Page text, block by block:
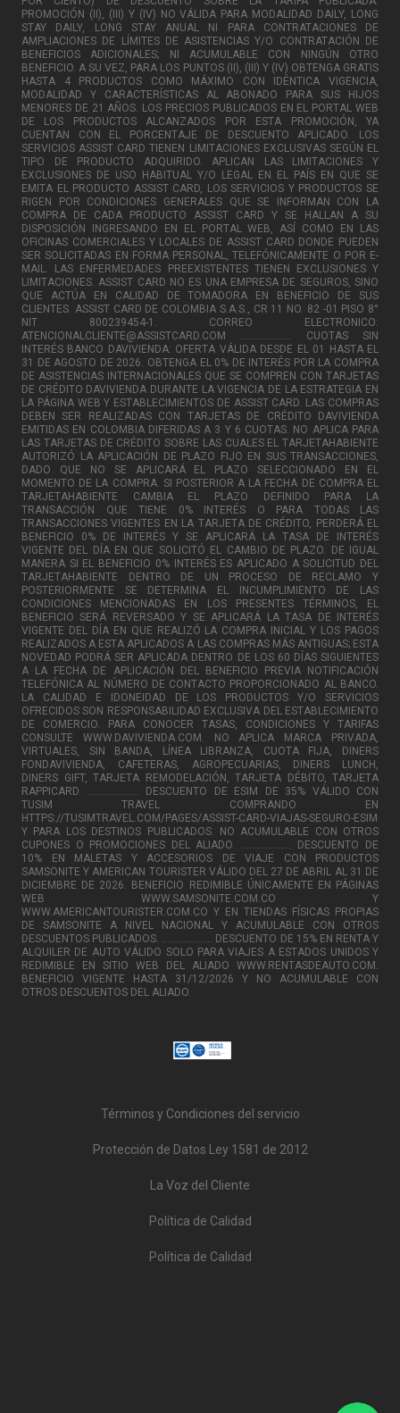
PROMOCIÓN (II), (III) Y (IV) NO VÁLIDA PARA MODALIDAD DAILY, LONG
STAY DAILY, LONG STAY ANUAL NI PARA CONTRATACIONES DE
AMPLIACIONES DE LÍMITES DE ASISTENCIAS Y/O CONTRATACIÓN DE
BENEFICIOS ADICIONALES; NI ACUMULABLE CON NINGÚN OTRO
BENEFICIO. A SU VEZ, PARA LOS PUNTOS (II), (III) Y (IV) OBTENGA GRATIS
HASTA 4 PRODUCTOS COMO MÁXIMO CON IDÉNTICA VIGENCIA,
MODALIDAD Y CARACTERÍSTICAS AL ABONADO PARA SUS HIJOS
MENORES DE 21 AÑOS. LOS PRECIOS PUBLICADOS EN EL PORTAL WEB
DE LOS PRODUCTOS ALCANZADOS POR ESTA PROMOCIÓN, YA
CUENTAN CON EL PORCENTAJE DE DESCUENTO APLICADO. LOS
SERVICIOS ASSIST CARD TIENEN LIMITACIONES EXCLUSIVAS SEGÚN EL
TIPO DE PRODUCTO ADQUIRIDO. APLICAN LAS LIMITACIONES Y
EXCLUSIONES DE USO HABITUAL Y/O LEGAL EN EL PAÍS EN QUE SE
EMITA EL PRODUCTO ASSIST CARD, LOS SERVICIOS Y PRODUCTOS SE
RIGEN POR CONDICIONES GENERALES QUE SE INFORMAN CON LA
COMPRA DE CADA PRODUCTO ASSIST CARD Y SE HALLAN A SU
DISPOSICIÓN INGRESANDO EN EL PORTAL WEB, ASÍ COMO EN LAS
OFICINAS COMERCIALES Y LOCALES DE ASSIST CARD DONDE PUEDEN
SER SOLICITADAS EN FORMA PERSONAL, TELEFÓNICAMENTE O POR E-
MAIL. LAS ENFERMEDADES PREEXISTENTES TIENEN EXCLUSIONES Y
LIMITACIONES. ASSIST CARD NO ES UNA EMPRESA DE SEGUROS, SINO
QUE ACTÚA EN CALIDAD DE TOMADORA EN BENEFICIO DE SUS
CLIENTES. ASSIST CARD DE COLOMBIA S.A.S., CR 11 NO. 82 -01 PISO 8°
NIT 800239454-1. CORREO ELECTRONICO:
ATENCIONALCLIENTE@ASSISTCARD.COM ................... CUOTAS SIN
INTERÉS BANCO DAVIVIENDA: OFERTA VÁLIDA DESDE EL 01 HASTA EL
31 DE AGOSTO DE 2026. OBTENGA EL 0% DE INTERÉS POR LA COMPRA
DE ASISTENCIAS INTERNACIONALES QUE SE COMPREN CON TARJETAS
DE CRÉDITO DAVIVIENDA DURANTE LA VIGENCIA DE LA ESTRATEGIA EN
LA PÁGINA WEB Y ESTABLECIMIENTOS DE ASSIST CARD. LAS COMPRAS
DEBEN SER REALIZADAS CON TARJETAS DE CRÉDITO DAVIVIENDA
EMITIDAS EN COLOMBIA DIFERIDAS A 3 Y 6 CUOTAS. NO APLICA PARA
LAS TARJETAS DE CRÉDITO SOBRE LAS CUALES EL TARJETAHABIENTE
AUTORIZÓ LA APLICACIÓN DE PLAZO FIJO EN SUS TRANSACCIONES,
DADO QUE NO SE APLICARÁ EL PLAZO SELECCIONADO EN EL
MOMENTO DE LA COMPRA. SI POSTERIOR A LA FECHA DE COMPRA EL
TARJETAHABIENTE CAMBIA EL PLAZO DEFINIDO PARA LA
TRANSACCIÓN QUE TIENE 0% INTERÉS O PARA TODAS LAS
TRANSACCIONES VIGENTES EN LA TARJETA DE CRÉDITO, PERDERÁ EL
BENEFICIO 0% DE INTERÉS Y SE APLICARÁ LA TASA DE INTERÉS
VIGENTE DEL DÍA EN QUE SOLICITÓ EL CAMBIO DE PLAZO. DE IGUAL
MANERA SI EL BENEFICIO 0% INTERÉS ES APLICADO A SOLICITUD DEL
TARJETAHABIENTE DENTRO DE UN PROCESO DE RECLAMO Y
POSTERIORMENTE SE DETERMINA EL INCUMPLIMIENTO DE LAS
CONDICIONES MENCIONADAS EN LOS PRESENTES TÉRMINOS, EL
BENEFICIO SERÁ REVERSADO Y SE APLICARÁ LA TASA DE INTERÉS
VIGENTE DEL DÍA EN QUE REALIZÓ LA COMPRA INICIAL Y LOS PAGOS
REALIZADOS A ESTA APLICADOS A LAS COMPRAS MÁS ANTIGUAS; ESTA
NOVEDAD PODRÁ SER APLICADA DENTRO DE LOS 60 DÍAS SIGUIENTES
A LA FECHA DE APLICACIÓN DEL BENEFICIO PREVIA NOTIFICACIÓN
TELEFÓNICA AL NÚMERO DE CONTACTO PROPORCIONADO AL BANCO.
LA CALIDAD E IDONEIDAD DE LOS PRODUCTOS Y/O SERVICIOS
OFRECIDOS SON RESPONSABILIDAD EXCLUSIVA DEL ESTABLECIMIENTO
DE COMERCIO. PARA CONOCER TASAS, CONDICIONES Y TARIFAS
CONSULTE WWW.DAVIVIENDA.COM. NO APLICA MARCA PRIVADA,
VIRTUALES, SIN BANDA, LÍNEA LIBRANZA, CUOTA FIJA, DINERS
FONDAVIVIENDA, CAFETERAS, AGROPECUARIAS, DINERS LUNCH,
DINERS GIFT, TARJETA REMODELACIÓN, TARJETA DÉBITO, TARJETA
RAPPICARD. ................... DESCUENTO DE ESIM DE 35% VÁLIDO CON
TUSIM TRAVEL COMPRANDO EN
HTTPS://TUSIMTRAVEL.COM/PAGES/ASSIST-CARD-VIAJAS-SEGURO-ESIM
Y PARA LOS DESTINOS PUBLICADOS. NO ACUMULABLE CON OTROS
CUPONES O PROMOCIONES DEL ALIADO. ................... DESCUENTO DE
10% EN MALETAS Y ACCESORIOS DE VIAJE CON PRODUCTOS
SAMSONITE Y AMERICAN TOURISTER VÁLIDO DEL 27 DE ABRIL AL 31 DE
DICIEMBRE DE 2026. BENEFICIO REDIMIBLE ÚNICAMENTE EN PÁGINAS
WEB WWW.SAMSONITE.COM.CO Y
WWW.AMERICANTOURISTER.COM.CO Y EN TIENDAS FÍSICAS PROPIAS
DE SAMSONITE A NIVEL NACIONAL Y ACUMULABLE CON OTROS
DESCUENTOS PUBLICADOS. ................... DESCUENTO DE 15% EN RENTA Y
ALQUILER DE AUTO VÁLIDO SOLO PARA VIAJES A ESTADOS UNIDOS Y
REDIMIBLE EN SITIO WEB DEL ALIADO WWW.RENTASDEAUTO.COM.
BENEFICIO VIGENTE HASTA 31/12/2026 Y NO ACUMULABLE CON
OTROS DESCUENTOS DEL ALIADO.
Términos y Condiciones del servicio
Protección de Datos Ley 1581 de 2012
La Voz del Cliente
Política de Calidad
Política de Calidad